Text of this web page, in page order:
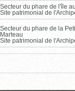
Secteur du phare de l'île
Site patrimonial de
Secteur du phare de la
Marteau
Site patrimonial de